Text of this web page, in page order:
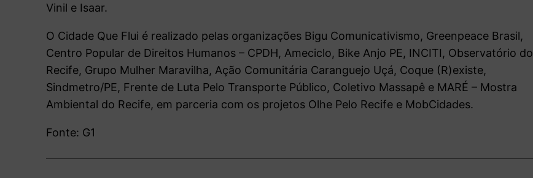
Vinil e Isaar.
O Cidade Que Flui é realizado pelas organizações Bigu Comunicativismo, Greenpeace Brasil,
Centro Popular de Direitos Humanos – CPDH, Ameciclo, Bike Anjo PE, INCITI, Observatório do
Recife, Grupo Mulher Maravilha, Ação Comunitária Caranguejo Uçá, Coque (R)existe,
Sindmetro/PE, Frente de Luta Pelo Transporte Público, Coletivo Massapê e MARÉ – Mostra
Ambiental do Recife, em parceria com os projetos Olhe Pelo Recife e MobCidades.
Fonte: G1